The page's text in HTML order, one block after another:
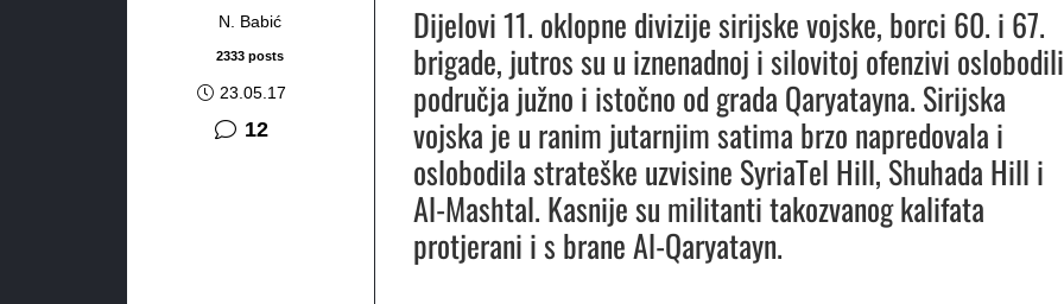
N. Babić
2333 posts
23.05.17
12komentara
Dijelovi 11. oklopne divizije sirijske vojske, borci 60. i 67.
brigade, jutros su u iznenadnoj i silovitoj ofenzivi oslobodili
područja južno i istočno od grada Qaryatayna. Sirijska
vojska je u ranim jutarnjim satima brzo napredovala i
oslobodila strateške uzvisine SyriaTel Hill, Shuhada Hill i
Al-Mashtal. Kasnije su militanti takozvanog kalifata
protjerani i s brane Al-Qaryatayn.